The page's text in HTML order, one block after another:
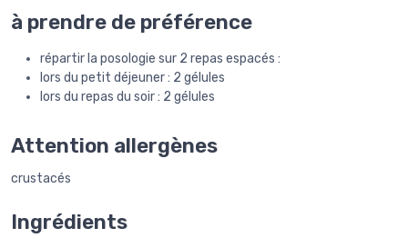
à prendre de préférence
répartir la posologie sur 2 repas espacés :
lors du petit déjeuner : 2 gélules
lors du repas du soir : 2 gélules
Attention allergènes
crustacés
Ingrédients